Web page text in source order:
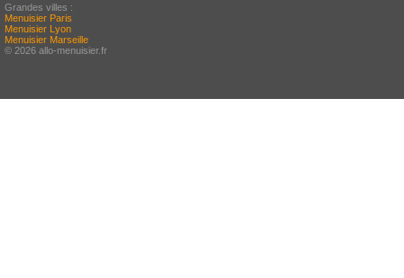
Grandes villes :
Menuisier Paris
Menuisier Lyon
Menuisier Marseille
© 2026 allo-menuisier.fr